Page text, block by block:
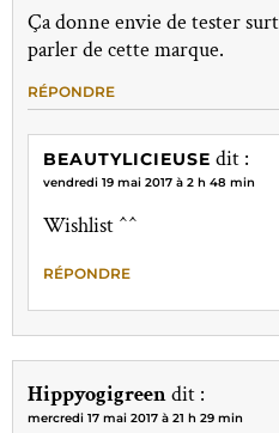
Ça donne envie de tester
parler de cette marque.
RÉPONDRE
BEAUTYLICIEUSE dit :
vendredi 19 mai 2017 à 2 h 48 min
Wishlist ^^
RÉPONDRE
Hippyogigreendit :
mercredi 17 mai 2017 à 21 h 29 min